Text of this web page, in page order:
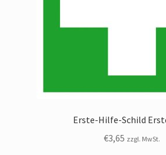
Erste-Hilfe-Schild
€3,65 zzgl. MwSt.